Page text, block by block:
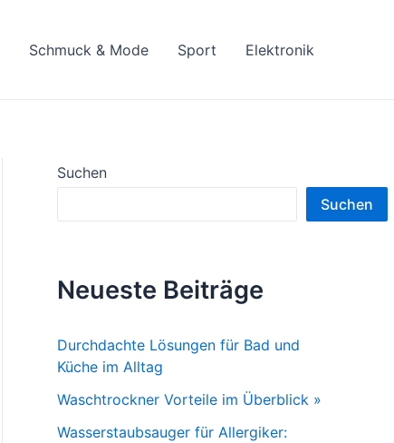
Schmuck & Mode Sport Elektronik
Suchen
Suchen
Neueste Beiträge
Durchdachte Lösungen für Bad und
Küche im Alltag
Waschtrockner Vorteile im Überblick »
Wasserstaubsauger für Allergiker: